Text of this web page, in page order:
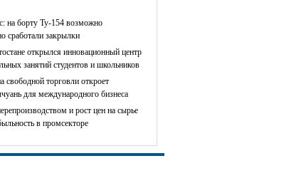
на борту Ту-154 возможно
сработали закрылки
открылся инновационный центр
занятий студентов и школьников
свободной торговли откроет
для международного бизнеса
и рост цен на сырье
в промсекторе